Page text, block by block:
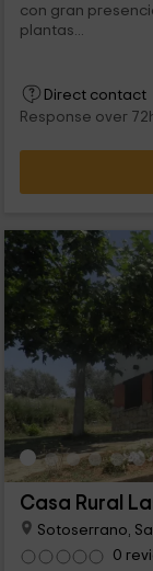
con gran
plantas...
Direct contact
Response over
Casa Rural
Sotoserrano,
0